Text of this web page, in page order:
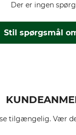
Stil spørgsmål
Der er ingen
tilgængelig. Vær